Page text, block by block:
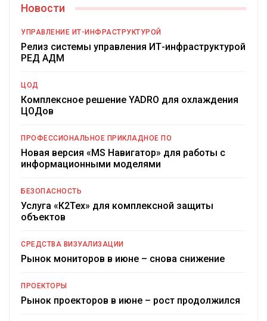
Новости
УПРАВЛЕНИЕ ИТ-ИНФРАСТРУКТУРОЙ
Релиз системы управления ИТ-инфраструктурой
РЕД АДМ
ЦОД
Комплексное решение YADRO для охлаждения
ЦОДов
ПРОФЕССИОНАЛЬНОЕ ПРИКЛАДНОЕ ПО
Новая версия «MS Навигатор» для работы с
информационными моделями
БЕЗОПАСНОСТЬ
Услуга «К2Тех» для комплексной защиты
объектов
СРЕДСТВА ВИЗУАЛИЗАЦИИ
Рынок мониторов в июне – снова снижение
ПРОЕКТОРЫ
Рынок проекторов в июне – рост продолжился